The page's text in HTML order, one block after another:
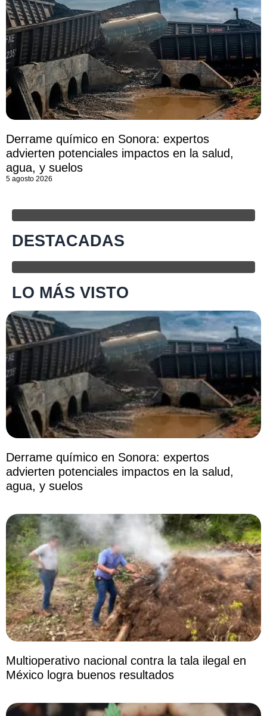
Derrame químico en Sonora: expertos
advierten potenciales impactos en la salud,
agua, y suelos
5 agosto 2026
DESTACADAS
LO MÁS VISTO
Derrame químico en Sonora: expertos
advierten potenciales impactos en la salud,
agua, y suelos
Multioperativo nacional contra la tala ilegal en
México logra buenos resultados